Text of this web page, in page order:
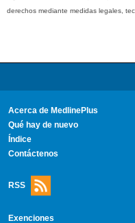
derechos mediante medidas legales,
Acerca de MedlinePlus
Qué hay de nuevo
Índice
Contáctenos
RSS
Exenciones